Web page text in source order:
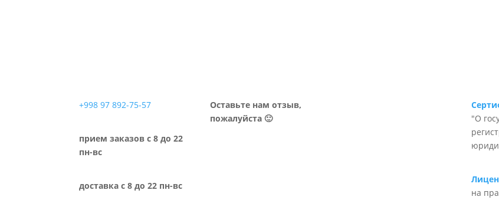
+998 97 892-75-57
прием заказов с 8 до 22
пн-вс
доставка с 8 до 22 пн-вс
Оставьте нам отзыв,
пожалуйста 🙂
"О
на